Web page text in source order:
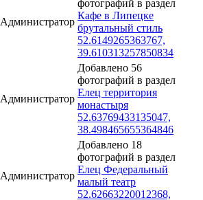
Администратор
фотографий в раздел
Кафе в Липецке
брутальный стиль
52.6149265363767,
39.610313257850834
Администратор
Добавлено 56
фотографий в раздел
Елец территория
монастыря
52.63769433135047,
38.498465655364846
Администратор
Добавлено 18
фотографий в раздел
Елец Федеральный
малый театр
52.62663220012368,